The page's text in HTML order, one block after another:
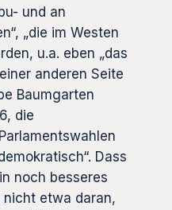
und an
„die im Westen
u.a. eben „das
anderen Seite
Baumgarten
die
Dass
noch besseres
etwa daran,